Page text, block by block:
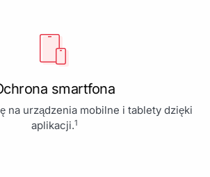
smartfona
na urządzenia mobilne i tablety dzięki
aplikacji.1